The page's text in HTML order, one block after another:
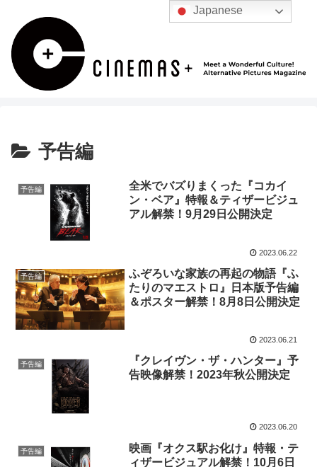
予告編
予告編
全米でバズりまくった『コカイ
ン・ベア』特報＆ティザービジュ
アル解禁！9月29日公開決定
2023.06.22
予告編
ふぞろいな家族の再起の物語『ふ
たりのマエストロ』日本版予告編
＆ポスター解禁！8月8日公開決定
2023.06.21
予告編
『クレイヴン・ザ・ハンター』予
告映像解禁！2023年秋公開決定
2023.06.20
予告編
映画『オクス駅お化け』特報・テ
ィザービジュアル解禁！10月6日
Japanese